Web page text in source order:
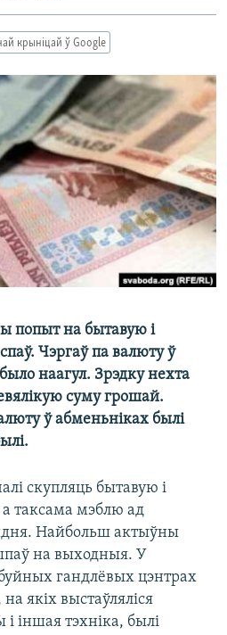
крыніцай ў Google
попыт на бытавую і
Чэргаў па валюту ў
наагул. Зрэдку нехта
суму грошай.
ў абменьніках былі
скупляць бытавую і
таксама мэблю ад
Найбольш актыўны
на выходныя. У
гандлёвых цэнтрах
якіх выстаўляліся
іншая тэхніка, былі